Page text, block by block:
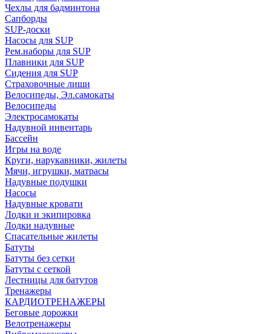
Чехлы для бадминтона
Сапборды
SUP-доски
Насосы для SUP
Рем.наборы для SUP
Плавники для SUP
Сидения для SUP
Страховочные лиши
Велосипеды, Эл.самокаты
Велосипеды
Электросамокаты
Надувной инвентарь
Бассейн
Игры на воде
Круги, нарукавники, жилеты
Мячи, игрушки, матрасы
Надувные подушки
Насосы
Надувные кровати
Лодки и экипировка
Лодки надувные
Спасательные жилеты
Батуты
Батуты без сетки
Батуты с сеткой
Лестницы для батутов
Тренажеры
КАРДИОТРЕНАЖЕРЫ
Беговые дорожки
Велотренажеры